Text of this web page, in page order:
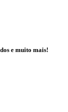
e muito mais!